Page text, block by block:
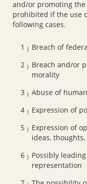
and/or promoting
prohibited if the use
following cases.
Breach of
Breach and/or
morality
Abuse of
Expression of
Expression of
ideas,
Possibly
representation